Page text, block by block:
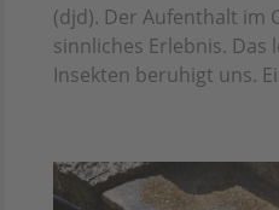
(djd). Der Aufenthalt im
sinnliches Erlebnis. Das
Insekten beruhigt uns.